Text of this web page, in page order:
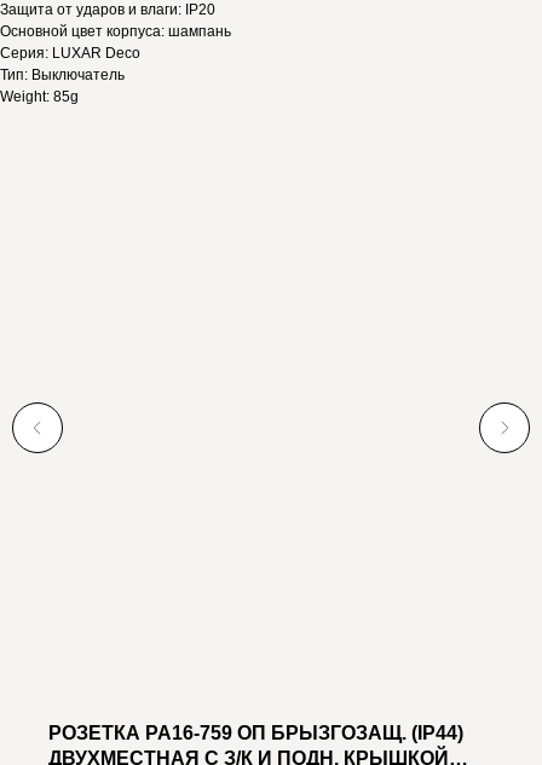
Защита от ударов и влаги: IP20
Основной цвет корпуса: шампань
Серия: LUXAR Deco
Тип: Выключатель
Weight: 85g
РОЗЕТКА РА16-759 ОП БРЫЗГОЗАЩ. (IP44)
ДВУХМЕСТНАЯ С З/К И ПОДН. КРЫШКОЙ